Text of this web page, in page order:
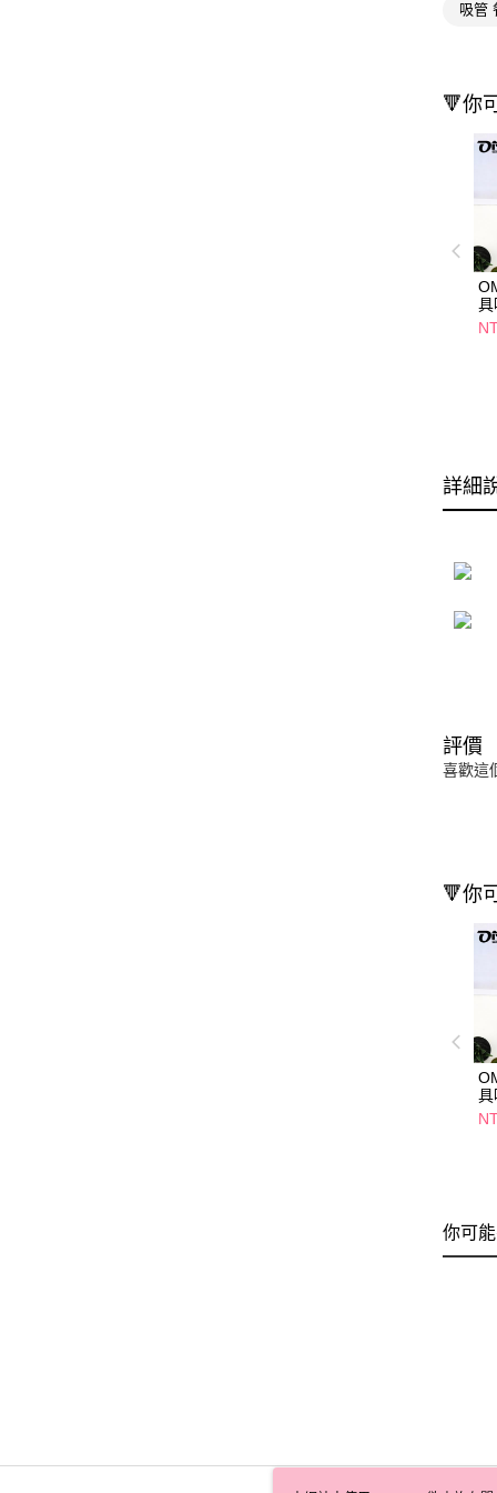
吸管
🔻你
具
詳細
評價
喜歡這
🔻你
具
你可